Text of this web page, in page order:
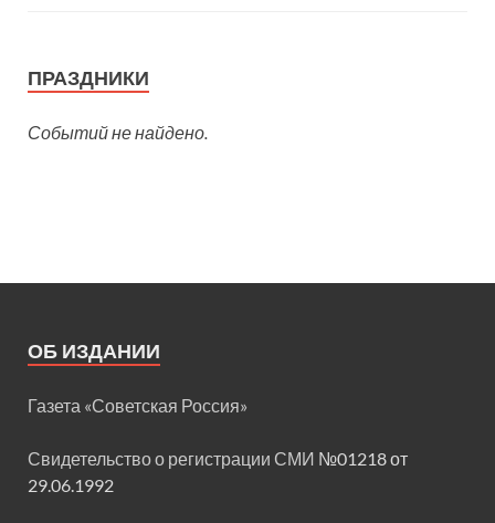
ПРАЗДНИКИ
Событий не найдено.
ОБ ИЗДАНИИ
Газета «Советская Россия»
Свидетельство о регистрации СМИ №01218 от
29.06.1992